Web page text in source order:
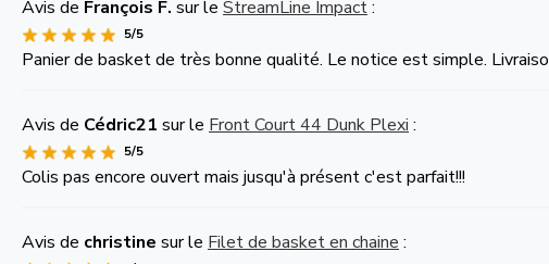
Avis de François F. sur le StreamLine Impact:
5/5
Panier de basket de très bonne qualité. Le notice est simple.
Avis de Cédric21 sur le Front Court 44 Dunk Plexi :
5/5
Colis pas encore ouvert mais jusqu'à présent c'est parfait!!!
Avis de christine sur le Filet de basket en chaine :